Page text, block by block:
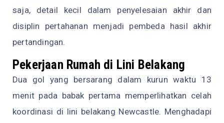
saja, detail kecil dalam penyelesaian akhir dan
disiplin pertahanan menjadi pembeda hasil akhir
pertandingan.
Pekerjaan Rumah di Lini Belakang
Dua gol yang bersarang dalam kurun waktu 13
menit pada babak pertama memperlihatkan celah
koordinasi di lini belakang Newcastle. Menghadapi